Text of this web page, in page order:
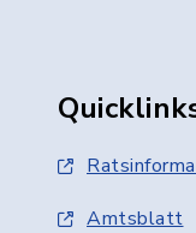
Amtsblatt